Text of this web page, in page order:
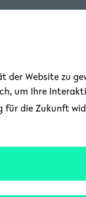
der Website zu
um Ihre
für die Zukunft